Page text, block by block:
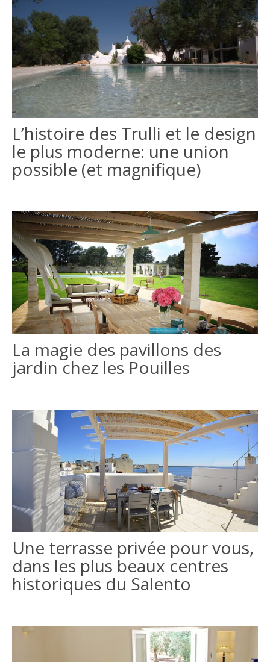
L’histoire des Trulli et le design
le plus moderne: une union
possible (et magnifique)
La magie des pavillons des
jardin chez les Pouilles
Une terrasse privée pour vous,
dans les plus beaux centres
historiques du Salento